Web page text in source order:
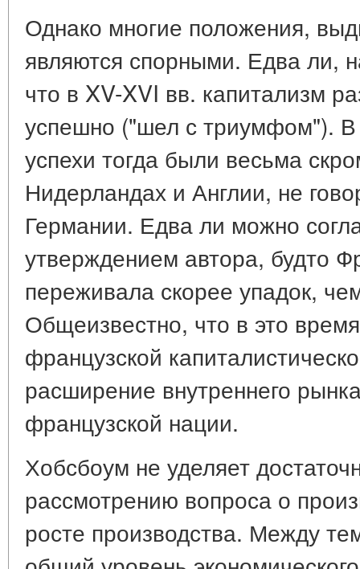
Однако многие положения,
являются спорными. Едва ли,
что в XV-XVI вв. капитализм
успешно ("шел с триумфом"). В
успехи тогда были весьма
Нидерландах и Англии, не
Германии. Едва ли можно
утверждением автора, будто
переживала скорее упадок,
Общеизвестно, что в это
французской
расширение внутреннего
французской нации.
Хобсбоум не уделяет
рассмотрению вопроса о
росте производства. Между